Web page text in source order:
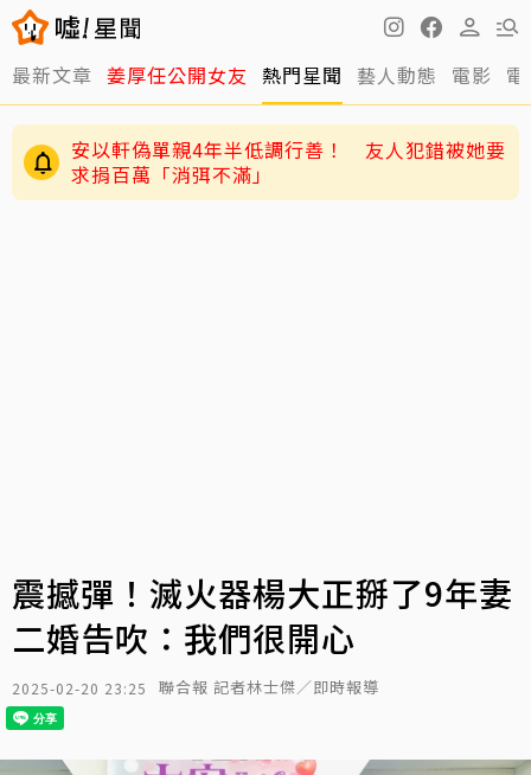
最新文章 姜厚任公開女友 熱門星聞 藝人動態 電影
安以軒偽單親4年半低調行善！ 友人犯錯被她要
求捐百萬「消弭不滿」
震撼彈！滅火器楊大正掰了9年妻
二婚告吹：我們很開心
2025-02-20 23:25 聯合報 記者林士傑／即時報導